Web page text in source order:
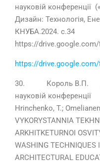
науковій конференції
Дизайн: Технологія,
КНУБА.2024. с.34
https://drive.google.com/
https://drive.google.com/
30. Король В.П.
науковій
Hrinchenko, T.;
VYKORYSTANNIA
ARKHITKETURNOI
WASHING TECHNIQUES
ARCHITECTURAL